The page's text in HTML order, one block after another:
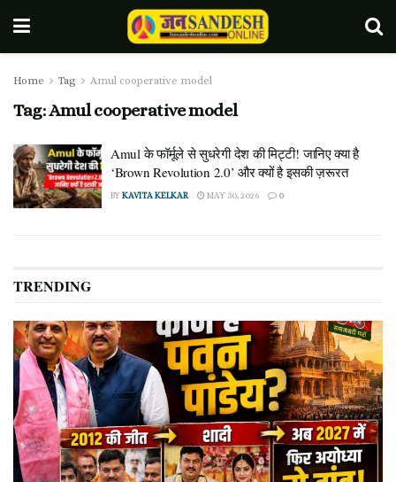
Home Tag Amul cooperative model
Tag:Amul cooperative model
Amul के फॉर्मूले से सुधरेगी देश की मिट्टी! जानिए क्या है
‘Brown Revolution 2.0’ और क्यों है इसकी ज़रूरत
BYKAVITA KELKAR MAY 30, 2026 0
TRENDING